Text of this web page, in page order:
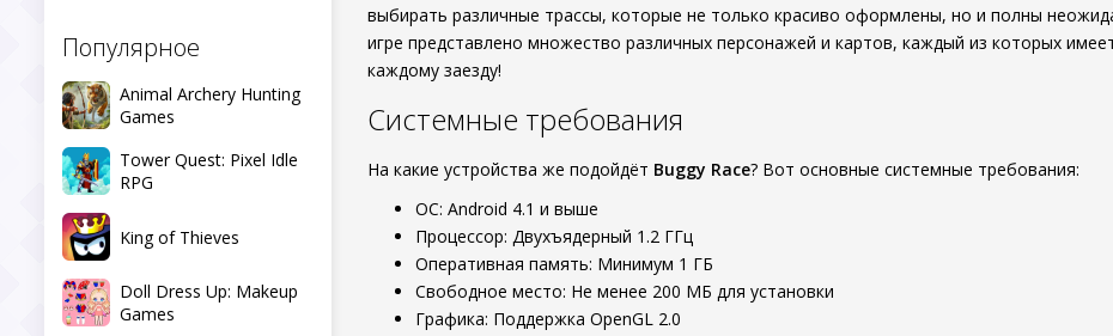
Популярное
Animal Archery Hunting
Games
Tower Quest: Pixel Idle
RPG
King of Thieves
Doll Dress Up: Makeup
Games
выбирать различные трассы, которые не только красиво оформлены, но и полны
игре представлено множество различных персонажей и картов, каждый из которых
каждому заезду!
Системные требования
На какие устройства же подойдёт Buggy Race? Вот основные системные требования:
ОС: Android 4.1 и выше
Процессор: Двухъядерный 1.2 ГГц
Оперативная память: Минимум 1 ГБ
Свободное место: Не менее 200 МБ для установки
Графика: Поддержка OpenGL 2.0